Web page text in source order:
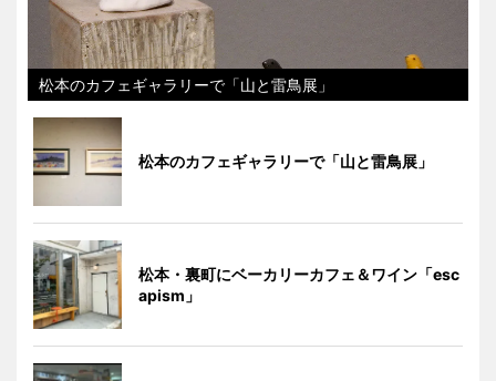
松本のカフェギャラリーで「山と雷鳥展」
松本のカフェギャラリーで「山と雷鳥展」
松本・裏町にベーカリーカフェ＆ワイン「esc
apism」